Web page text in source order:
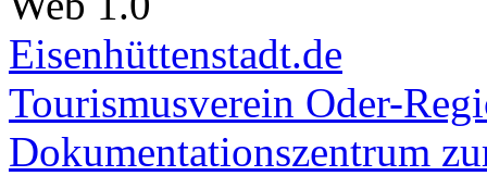
Eisenhüttenstadt.de
Tourismusverein Oder-
Dokumentationszentrum